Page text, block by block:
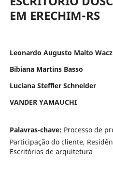
EM ERECHIM-RS
Leonardo Augusto Maito
Bibiana Martins Basso
Luciana Steffler Schneider
VANDER YAMAUCHI
Palavras-chave: Processo de
Participação do cliente,
Escritórios de arquitetura